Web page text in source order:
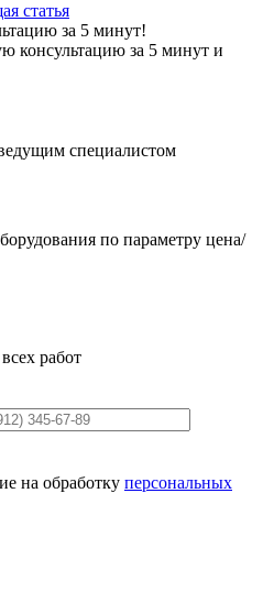
статья
за 5 минут!
консультацию за 5 минут и
специалистом
по параметру цена/
работ
на обработку персональных